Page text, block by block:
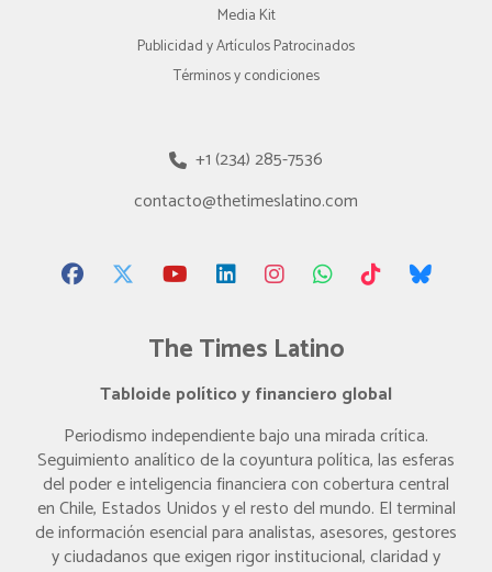
Media Kit
Publicidad y Artículos Patrocinados
Términos y condiciones
The Times Latino
Tabloide político y financiero global
Periodismo independiente bajo una mirada crítica.
Seguimiento analítico de la coyuntura política, las esferas
del poder e inteligencia financiera con cobertura central
en Chile, Estados Unidos y el resto del mundo. El terminal
de información esencial para analistas, asesores, gestores
y ciudadanos que exigen rigor institucional, claridad y
+1 (234) 285-7536
contacto@thetimeslatino.com